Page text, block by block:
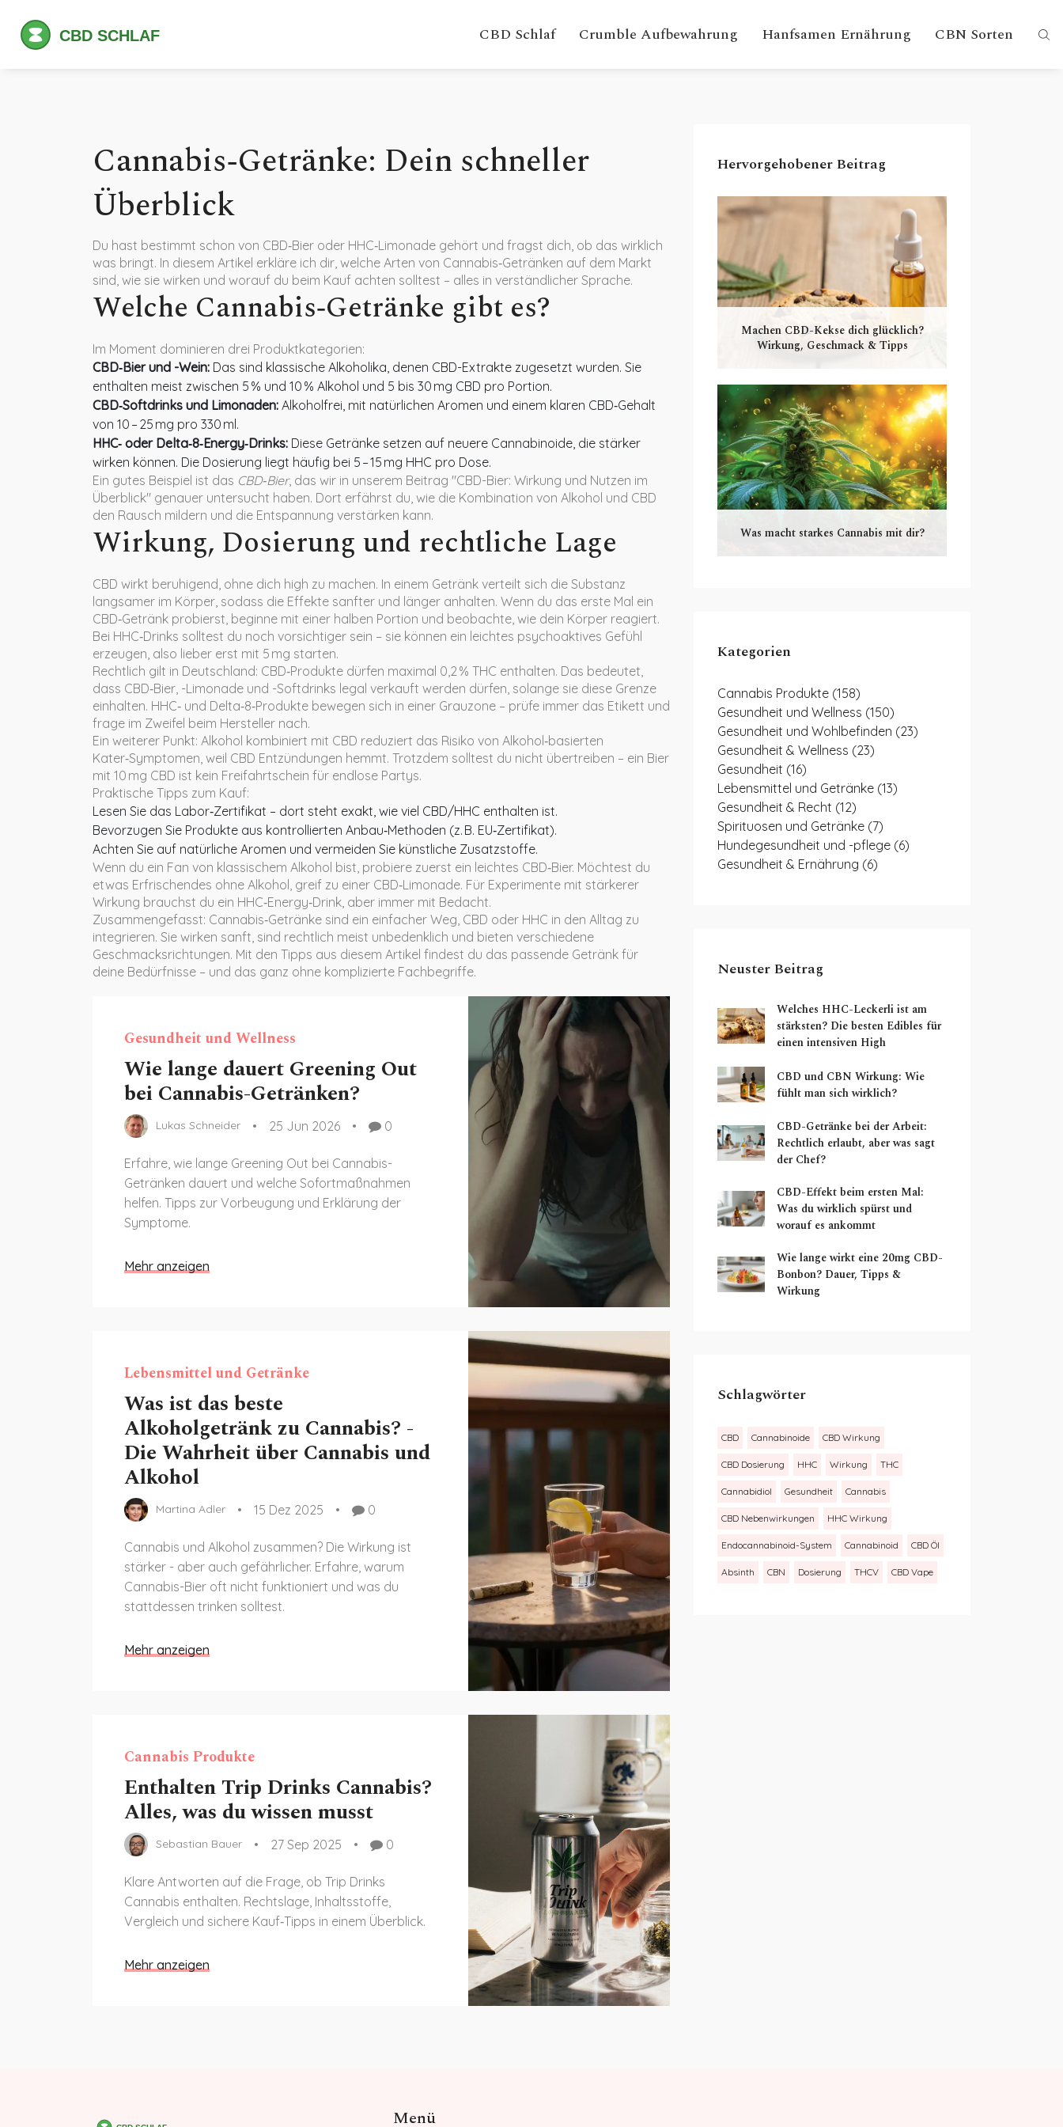
CBD Schlaf Crumble Aufbewahrung Hanfsamen Ernährung CBN Sorten
Cannabis‑Getränke: Dein schneller
Überblick
Du hast bestimmt schon von CBD‑Bier oder HHC‑Limonade gehört und fragst dich, ob das wirklich
was bringt. In diesem Artikel erkläre ich dir, welche Arten von Cannabis‑Getränken auf dem Markt
sind, wie sie wirken und worauf du beim Kauf achten solltest – alles in verständlicher Sprache.
Welche Cannabis‑Getränke gibt es?
Im Moment dominieren drei Produktkategorien:
CBD‑Bier und -Wein: Das sind klassische Alkoholika, denen CBD-Extrakte zugesetzt wurden. Sie
enthalten meist zwischen 5 % und 10 % Alkohol und 5 bis 30 mg CBD pro Portion.
CBD‑Softdrinks und Limonaden: Alkoholfrei, mit natürlichen Aromen und einem klaren CBD‑Gehalt
von 10 – 25 mg pro 330 ml.
HHC‑ oder Delta‑8‑Energy‑Drinks: Diese Getränke setzen auf neuere Cannabinoide, die stärker
wirken können. Die Dosierung liegt häufig bei 5 – 15 mg HHC pro Dose.
Ein gutes Beispiel ist das CBD‑Bier, das wir in unserem Beitrag "CBD-Bier: Wirkung und Nutzen im
Überblick" genauer untersucht haben. Dort erfährst du, wie die Kombination von Alkohol und CBD
den Rausch mildern und die Entspannung verstärken kann.
Wirkung, Dosierung und rechtliche Lage
CBD wirkt beruhigend, ohne dich high zu machen. In einem Getränk verteilt sich die Substanz
langsamer im Körper, sodass die Effekte sanfter und länger anhalten. Wenn du das erste Mal ein
CBD‑Getränk probierst, beginne mit einer halben Portion und beobachte, wie dein Körper reagiert.
Bei HHC‑Drinks solltest du noch vorsichtiger sein – sie können ein leichtes psychoaktives Gefühl
erzeugen, also lieber erst mit 5 mg starten.
Rechtlich gilt in Deutschland: CBD‑Produkte dürfen maximal 0,2 % THC enthalten. Das bedeutet,
dass CBD‑Bier, -Limonade und -Softdrinks legal verkauft werden dürfen, solange sie diese Grenze
einhalten. HHC‑ und Delta‑8‑Produkte bewegen sich in einer Grauzone – prüfe immer das Etikett und
frage im Zweifel beim Hersteller nach.
Ein weiterer Punkt: Alkohol kombiniert mit CBD reduziert das Risiko von Alkohol‑basierten
Kater‑Symptomen, weil CBD Entzündungen hemmt. Trotzdem solltest du nicht übertreiben – ein Bier
mit 10 mg CBD ist kein Freifahrtschein für endlose Partys.
Praktische Tipps zum Kauf:
Lesen Sie das Labor‑Zertifikat – dort steht exakt, wie viel CBD/HHC enthalten ist.
Bevorzugen Sie Produkte aus kontrollierten Anbau‑Methoden (z. B. EU‑Zertifikat).
Achten Sie auf natürliche Aromen und vermeiden Sie künstliche Zusatzstoffe.
Wenn du ein Fan von klassischem Alkohol bist, probiere zuerst ein leichtes CBD‑Bier. Möchtest du
etwas Erfrischendes ohne Alkohol, greif zu einer CBD‑Limonade. Für Experimente mit stärkerer
Wirkung brauchst du ein HHC‑Energy‑Drink, aber immer mit Bedacht.
Zusammengefasst: Cannabis‑Getränke sind ein einfacher Weg, CBD oder HHC in den Alltag zu
integrieren. Sie wirken sanft, sind rechtlich meist unbedenklich und bieten verschiedene
Geschmacksrichtungen. Mit den Tipps aus diesem Artikel findest du das passende Getränk für
deine Bedürfnisse – und das ganz ohne komplizierte Fachbegriffe.
Gesundheit und Wellness
Wie lange dauert Greening Out
bei Cannabis-Getränken?
Lukas Schneider 25 Jun 2026 0
Erfahre, wie lange Greening Out bei Cannabis-
Getränken dauert und welche Sofortmaßnahmen
helfen. Tipps zur Vorbeugung und Erklärung der
Symptome.
Mehr anzeigen
Lebensmittel und Getränke
Was ist das beste
Alkoholgetränk zu Cannabis? -
Die Wahrheit über Cannabis und
Alkohol
Martina Adler 15 Dez 2025 0
Cannabis und Alkohol zusammen? Die Wirkung ist
stärker - aber auch gefährlicher. Erfahre, warum
Cannabis-Bier oft nicht funktioniert und was du
stattdessen trinken solltest.
Mehr anzeigen
Cannabis Produkte
Enthalten Trip Drinks Cannabis?
Alles, was du wissen musst
Sebastian Bauer 27 Sep 2025 0
Klare Antworten auf die Frage, ob Trip Drinks
Cannabis enthalten. Rechtslage, Inhaltsstoffe,
Vergleich und sichere Kauf‑Tipps in einem Überblick.
Mehr anzeigen
Hervorgehobener Beitrag
Machen CBD-Kekse dich glücklich?
Wirkung, Geschmack & Tipps
Was macht starkes Cannabis mit dir?
Kategorien
Cannabis Produkte (158)
Gesundheit und Wellness (150)
Gesundheit und Wohlbefinden (23)
Gesundheit & Wellness (23)
Gesundheit (16)
Lebensmittel und Getränke (13)
Gesundheit & Recht (12)
Spirituosen und Getränke (7)
Hundegesundheit und -pflege (6)
Gesundheit & Ernährung (6)
Neuster Beitrag
Welches HHC-Leckerli ist am
stärksten? Die besten Edibles für
einen intensiven High
CBD und CBN Wirkung: Wie
fühlt man sich wirklich?
CBD-Getränke bei der Arbeit:
Rechtlich erlaubt, aber was sagt
der Chef?
CBD-Effekt beim ersten Mal:
Was du wirklich spürst und
worauf es ankommt
Wie lange wirkt eine 20mg CBD-
Bonbon? Dauer, Tipps &
Wirkung
Schlagwörter
CBD Cannabinoide CBD Wirkung
CBD Dosierung HHC Wirkung THC
Cannabidiol Gesundheit Cannabis
CBD Nebenwirkungen HHC Wirkung
Endocannabinoid-System Cannabinoid CBD Öl
Absinth CBN Dosierung THCV CBD Vape
Menü